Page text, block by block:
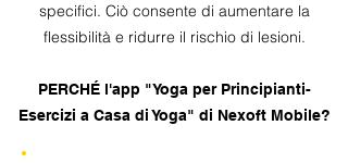
specifici. Ciò consente di aumentare la
flessibilità e ridurre il rischio di lesioni.
PERCHÉ l'app "Yoga per Principianti-
Esercizi a Casa di Yoga" di Nexoft Mobile?